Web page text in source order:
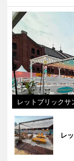
レットブリック
レ